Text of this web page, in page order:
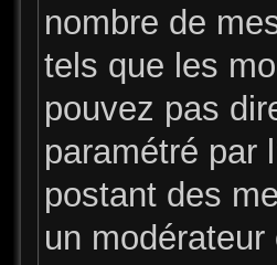
nombre de
tels que les
pouvez pas
paramétré par
postant des
un